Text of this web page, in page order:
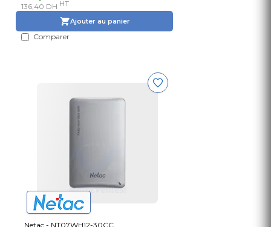
136,40 DH HT
Ajouter au panier
Comparer
Netac - NT07WH12-30CC